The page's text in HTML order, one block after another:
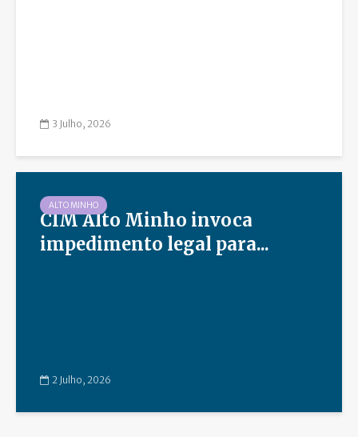
3 Julho, 2026
ALTO MINHO
CIM Alto Minho invoca
impedimento legal para...
2 Julho, 2026